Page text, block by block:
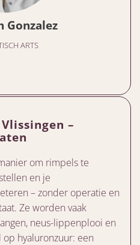
Gonzalez
ARTS
–
om rimpels te
en je
– zonder operatie en
Ze worden vaak
neus-lippenplooi en
hyaluronzuur: een